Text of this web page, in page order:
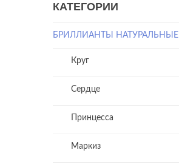
КАТЕГОРИИ
БРИЛЛИАНТЫ НАТУРАЛЬНЫЕ
Круг
Сердце
Принцесса
Маркиз